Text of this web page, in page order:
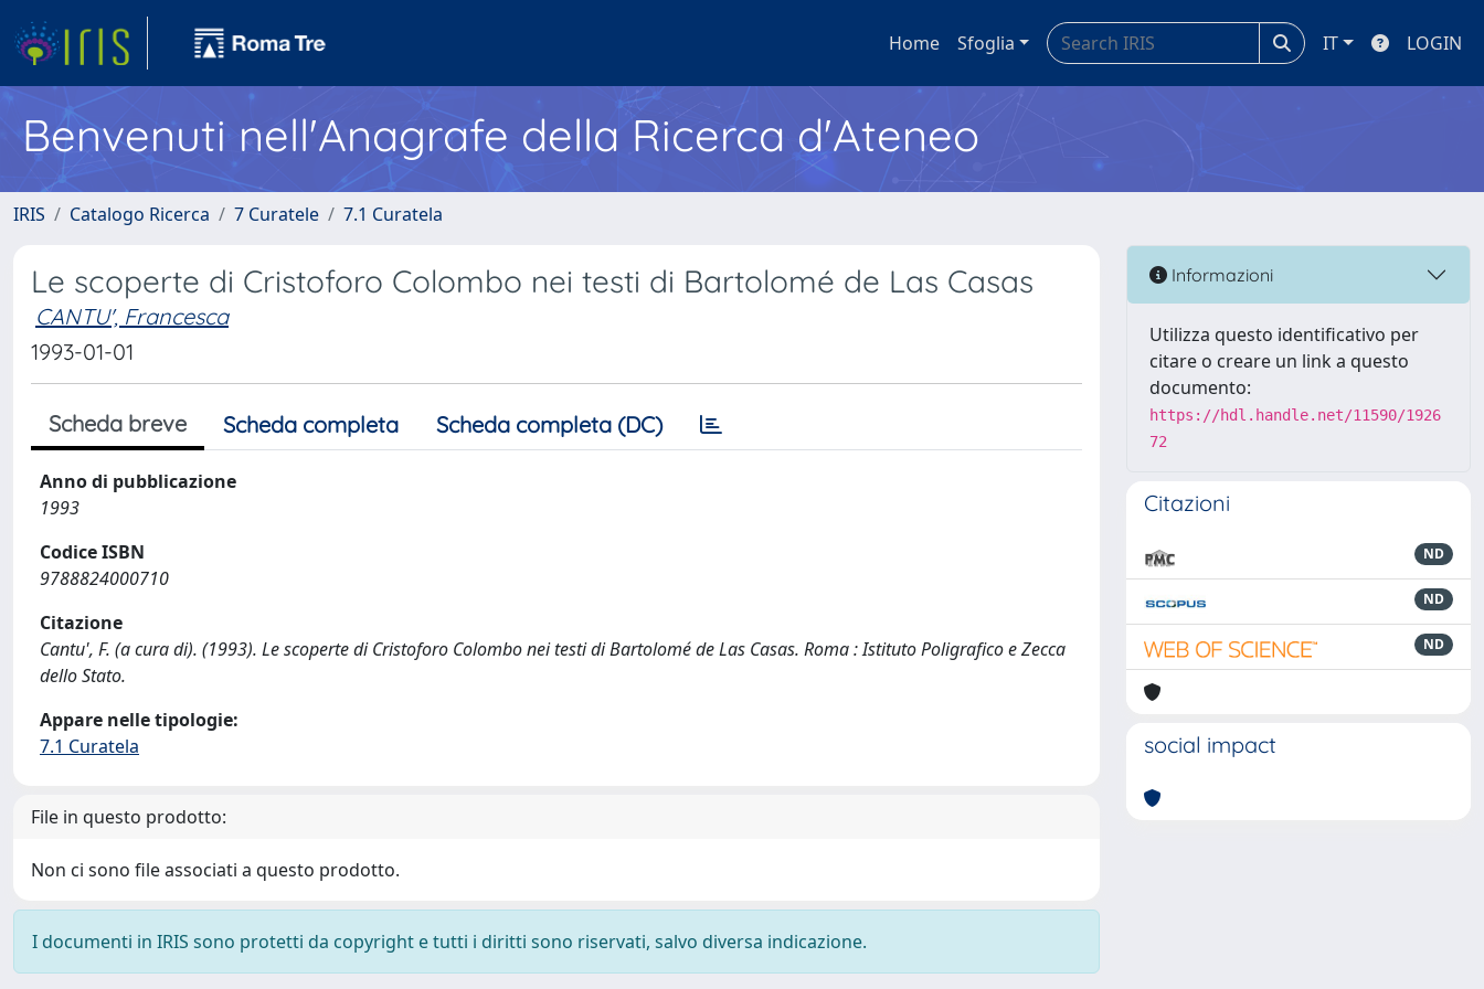
Home Sfoglia IT LOGIN
Benvenuti nell'Anagrafe della Ricerca d'Ateneo
IRIS Catalogo Ricerca 7 Curatele 7.1 Curatela
Le scoperte di Cristoforo Colombo nei testi di Bartolomé de Las Casas
CANTU', Francesca
1993-01-01
Scheda breve Scheda completa Scheda completa (DC)
Anno di pubblicazione
1993
Codice ISBN
9788824000710
Citazione
Cantu', F. (a cura di). (1993). Le scoperte di Cristoforo Colombo nei testi di Bartolomé de Las Casas. Roma : Istituto Poligrafico e Zecca
dello Stato.
Appare nelle tipologie:
7.1 Curatela
File in questo prodotto:
Non ci sono file associati a questo prodotto.
I documenti in IRIS sono protetti da copyright e tutti i diritti sono riservati, salvo diversa indicazione.
Informazioni
Utilizza questo identificativo per
citare o creare un link a questo
documento:
https://hdl.handle.net/11590/1926
72
Citazioni
ND
ND
ND
social impact